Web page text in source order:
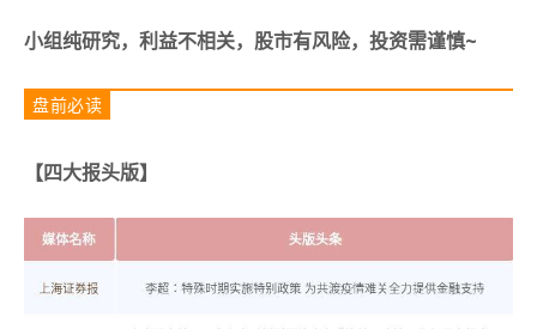
小组纯研究，利益不相关，股市有风险，投资需谨慎~
盘前必读
【四大报头版】